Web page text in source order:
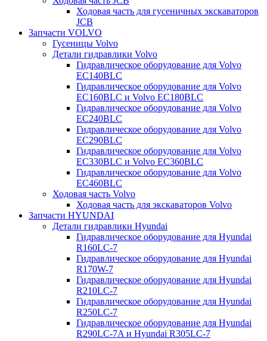
Ходовая часть для гусеничных экскаваторов
JCB
Запчасти VOLVO
Гусеницы Volvo
Детали гидравлики Volvo
Гидравлическое оборудование для Volvo
EC140BLC
Гидравлическое оборудование для Volvo
EC160BLC и Volvo EC180BLC
Гидравлическое оборудование для Volvo
EC240BLC
Гидравлическое оборудование для Volvo
EC290BLC
Гидравлическое оборудование для Volvo
EC330BLC и Volvo EC360BLC
Гидравлическое оборудование для Volvo
EC460BLC
Ходовая часть Volvo
Ходовая часть для экскаваторов Volvo
Запчасти HYUNDAI
Детали гидравлики Hyundai
Гидравлическое оборудование для Hyundai
R160LC-7
Гидравлическое оборудование для Hyundai
R170W-7
Гидравлическое оборудование для Hyundai
R210LC-7
Гидравлическое оборудование для Hyundai
R250LC-7
Гидравлическое оборудование для Hyundai
R290LC-7A и Hyundai R305LC-7